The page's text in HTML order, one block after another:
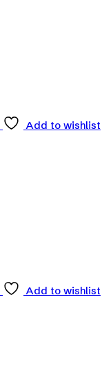
Add to wishlist
Add to wishlist